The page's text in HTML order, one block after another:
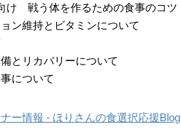
け 戦う体を作るための食事のコツ
ン維持とビタミンについて
とリカバリーについて
について
ー情報 - ほりさんの食選択応援Blog